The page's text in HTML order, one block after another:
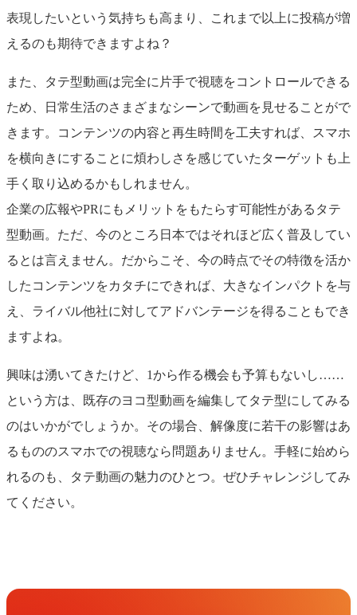
表現したいという気持ちも高まり、これまで以上に投稿が増
えるのも期待できますよね？
また、タテ型動画は完全に片手で視聴をコントロールできる
ため、日常生活のさまざまなシーンで動画を見せることがで
きます。コンテンツの内容と再生時間を工夫すれば、スマホ
を横向きにすることに煩わしさを感じていたターゲットも上
手く取り込めるかもしれません。
企業の広報やPRにもメリットをもたらす可能性があるタテ
型動画。ただ、今のところ日本ではそれほど広く普及してい
るとは言えません。だからこそ、今の時点でその特徴を活か
したコンテンツをカタチにできれば、大きなインパクトを与
え、ライバル他社に対してアドバンテージを得ることもでき
ますよね。
興味は湧いてきたけど、1から作る機会も予算もないし……
という方は、既存のヨコ型動画を編集してタテ型にしてみる
のはいかがでしょうか。その場合、解像度に若干の影響はあ
るもののスマホでの視聴なら問題ありません。手軽に始めら
れるのも、タテ動画の魅力のひとつ。ぜひチャレンジしてみ
てください。
Get in Touchお問い合わせ